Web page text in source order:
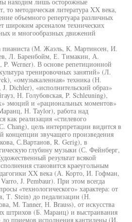
то методическая литература XX века,
объемного репертуара различных
широким арсеналом технических
и многообразных движений
пианиста (М. Жаэль, К. Мартинсен, И.
Л. Баренбойм, Е. Тимакин, А.
Werner). В основе репетиционной
тренировочных занятий» (Л.
«омузыкаленная» техника (Н.
Dichler), «исполнительский образ»
Н. Голубовская, P. Schleuning),
эмоций и «рациональных моментов»
Н. Taylor), работа над
как реализация «стилевого
Chang), цель интерпретации видится в
концепции звучащего произведения
С.Вартанов, R. Gerig), в
глубину музыки (С. Фейнберг,
результат всякой
становится краеугольным
XX века (А. Корто, И. Гофман,
J. Pembaur). При этом всегда
«технологического» характера: от
Т. Stein) до педализации (Н.
М. Tanner, Н. Brauss), от искусства
штрихов (Б. Маранц) и выстраивания
приемов исполнения кантилены (И.